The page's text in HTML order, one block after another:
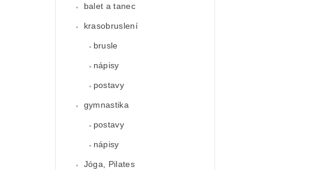
balet a tanec
krasobruslení
brusle
nápisy
postavy
gymnastika
postavy
nápisy
Jóga, Pilates